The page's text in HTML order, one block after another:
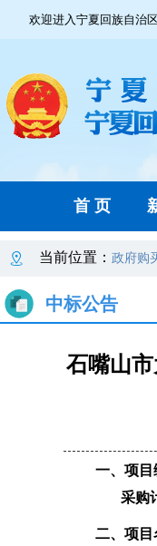
欢迎进入宁夏回族自治
首 页
当前位置： 政府购
中标公告
石嘴山
一、项目
采购
二、项目